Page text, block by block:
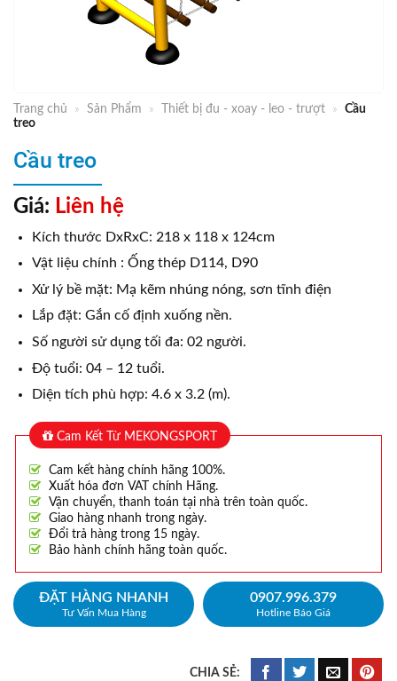
Trang chủ » Sản Phẩm » Thiết bị đu - xoay - leo - trượt »
Cầu
treo
Cầu treo
Giá: Liên hệ
Kích thước DxRxC: 218 x 118 x 124cm
Vật liệu chính : Ống thép D114, D90
Xử lý bề mặt: Mạ kẽm nhúng nóng, sơn tĩnh điện
Lắp đặt: Gắn cố định xuống nền.
Số người sử dụng tối đa: 02 người.
Độ tuổi: 04 – 12 tuổi.
Diện tích phù hợp: 4.6 x 3.2 (m).
Cam Kết Từ MEKONGSPORT
Cam kết hàng chính hãng 100%.
Xuất hóa đơn VAT chính Hãng.
Vận chuyển, thanh toán tại nhà trên toàn quốc.
Giao hàng nhanh trong ngày.
Đổi trả hàng trong 15 ngày.
Bảo hành chính hãng toàn quốc.
ĐẶT HÀNG NHANH
Tư Vấn Mua Hàng
0907.996.379
Hotline Báo Giá